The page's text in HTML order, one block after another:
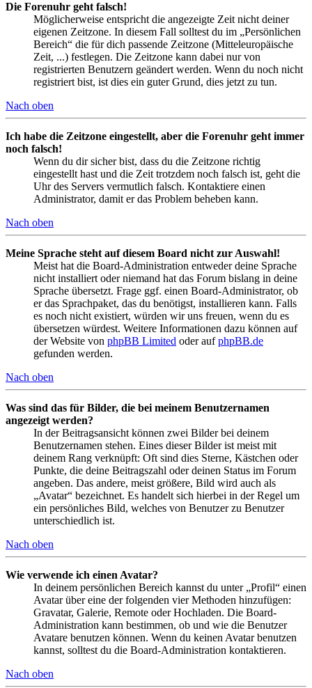
Die Forenuhr geht falsch!
Möglicherweise entspricht die angezeigte Zeit nicht deiner
eigenen Zeitzone. In diesem Fall solltest du im „Persönlichen
Bereich“ die für dich passende Zeitzone (Mitteleuropäische
Zeit, ...) festlegen. Die Zeitzone kann dabei nur von
registrierten Benutzern geändert werden. Wenn du noch nicht
registriert bist, ist dies ein guter Grund, dies jetzt zu tun.
Nach oben
Ich habe die Zeitzone eingestellt, aber die Forenuhr geht immer
noch falsch!
Wenn du dir sicher bist, dass du die Zeitzone richtig
eingestellt hast und die Zeit trotzdem noch falsch ist, geht die
Uhr des Servers vermutlich falsch. Kontaktiere einen
Administrator, damit er das Problem beheben kann.
Nach oben
Meine Sprache steht auf diesem Board nicht zur Auswahl!
Meist hat die Board-Administration entweder deine Sprache
nicht installiert oder niemand hat das Forum bislang in deine
Sprache übersetzt. Frage ggf. einen Board-Administrator, ob
er das Sprachpaket, das du benötigst, installieren kann. Falls
es noch nicht existiert, würden wir uns freuen, wenn du es
übersetzen würdest. Weitere Informationen dazu können auf
der Website von phpBB Limited oder aufphpBB.de
gefunden werden.
Nach oben
Was sind das für Bilder, die bei meinem Benutzernamen
angezeigt werden?
In der Beitragsansicht können zwei Bilder bei deinem
Benutzernamen stehen. Eines dieser Bilder ist meist mit
deinem Rang verknüpft: Oft sind dies Sterne, Kästchen oder
Punkte, die deine Beitragszahl oder deinen Status im Forum
angeben. Das andere, meist größere, Bild wird auch als
„Avatar“ bezeichnet. Es handelt sich hierbei in der Regel um
ein persönliches Bild, welches von Benutzer zu Benutzer
unterschiedlich ist.
Nach oben
Wie verwende ich einen Avatar?
In deinem persönlichen Bereich kannst du unter „Profil“ einen
Avatar über eine der folgenden vier Methoden hinzufügen:
Gravatar, Galerie, Remote oder Hochladen. Die Board-
Administration kann bestimmen, ob und wie die Benutzer
Avatare benutzen können. Wenn du keinen Avatar benutzen
kannst, solltest du die Board-Administration kontaktieren.
Nach oben